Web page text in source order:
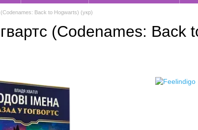
Back to Hogwarts) (укр)
(Codenames: Back